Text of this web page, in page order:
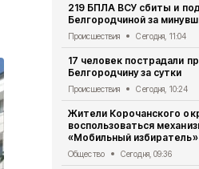
219 БПЛА ВСУ сбиты и
Белгородчиной за
Происшествия Сегодня, 11:04
17 человек пострадали
Белгородчину за сутки
Происшествия Сегодня, 10:24
Жители Корочанского
воспользоваться
«Мобильный избиратель»
Общество Сегодня, 09:36